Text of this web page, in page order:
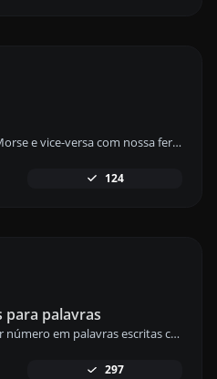
Converta texto para código Morse e vice-versa com nossa ferramenta de conversão Morse para uma codificação de texto segura e interessante.
124
para palavras
Converta facilmente qualquer número em palavras escritas com nosso conversor de números para palavras para uma conversão de texto precisa.
297